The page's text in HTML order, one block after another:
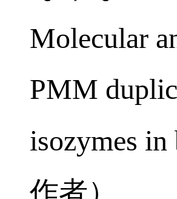
Qin,
Molecular
PMM
isozymes